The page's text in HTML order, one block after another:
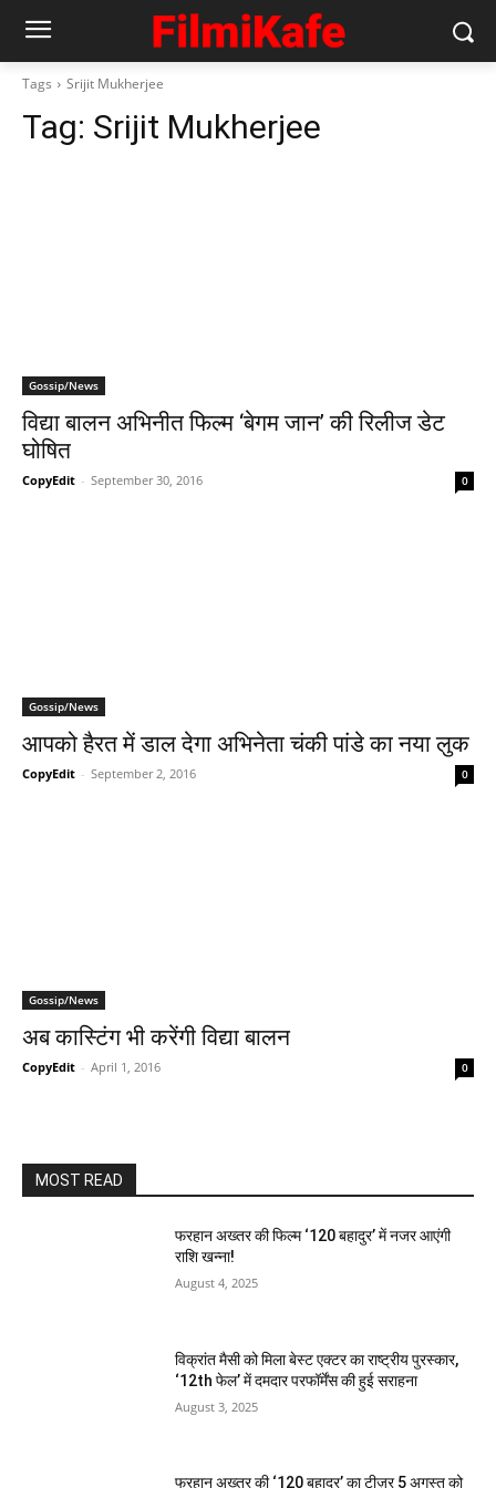
Tags Srijit Mukherjee
Tag: Srijit Mukherjee
Gossip/News
विद्या बालन अभिनीत फिल्‍म ‘बेगम जान’ की रिलीज डेट
घोषित
CopyEdit - September 30, 2016 0
Gossip/News
आपको हैरत में डाल देगा अभिनेता चंकी पांडे का नया लुक
CopyEdit - September 2, 2016 0
Gossip/News
अब कास्टिंग भी करेंगी विद्या बालन
CopyEdit - April 1, 2016 0
MOST READ
फरहान अख्तर की फिल्म ‘120 बहादुर’ में नजर आएंगी
राशि खन्ना!
August 4, 2025
विक्रांत मैसी को मिला बेस्ट एक्टर का राष्ट्रीय पुरस्कार,
‘12th फेल’ में दमदार परफॉर्मेंस की हुई सराहना
August 3, 2025
फरहान अख्तर की ‘120 बहादुर’ का टीज़र 5 अगस्त को